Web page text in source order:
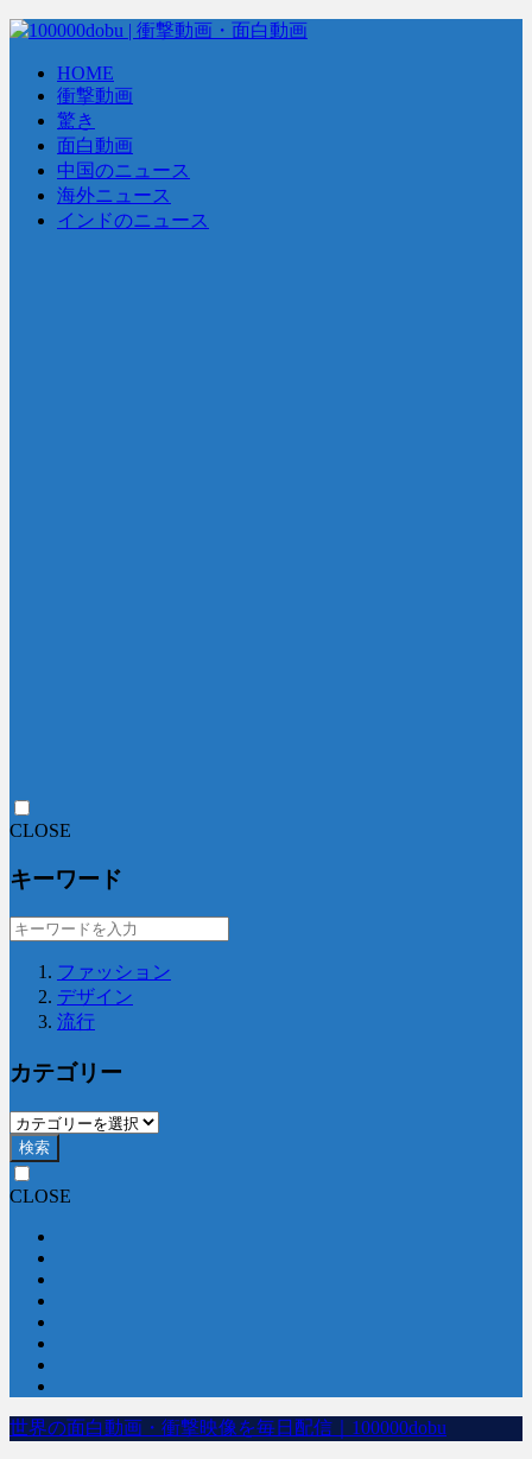
HOME
衝撃動画
驚き
面白動画
中国のニュース
海外ニュース
インドのニュース
CLOSE
キーワード
ファッション
デザイン
流行
カテゴリー
検索
CLOSE
世界の面白動画・衝撃映像を毎日配信｜100000dobu